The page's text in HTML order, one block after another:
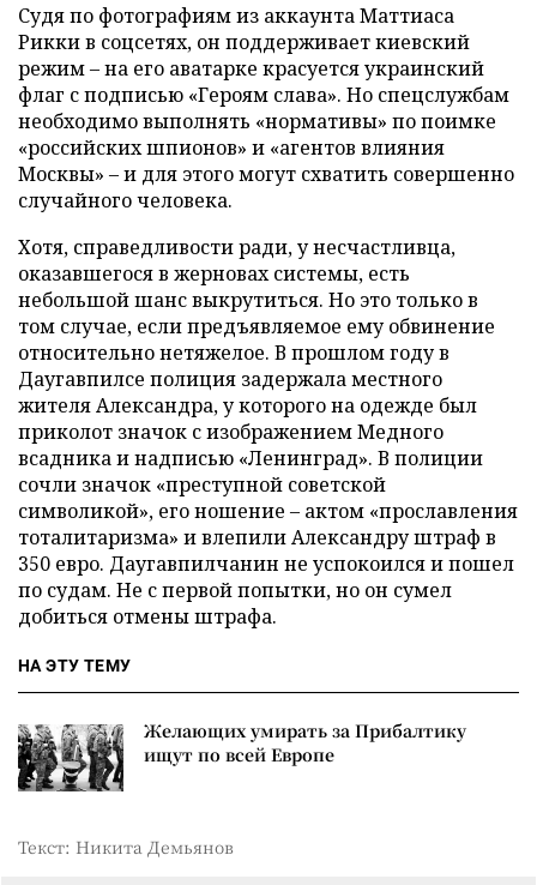
Судя по фотографиям из аккаунта Маттиаса
Рикки в соцсетях, он поддерживает киевский
режим – на его аватарке красуется украинский
флаг с подписью «Героям слава». Но спецслужбам
необходимо выполнять «нормативы» по поимке
«российских шпионов» и «агентов влияния
Москвы» – и для этого могут схватить совершенно
случайного человека.
Хотя, справедливости ради, у несчастливца,
оказавшегося в жерновах системы, есть
небольшой шанс выкрутиться. Но это только в
том случае, если предъявляемое ему обвинение
относительно нетяжелое. В прошлом году в
Даугавпилсе полиция задержала местного
жителя Александра, у которого на одежде был
приколот значок с изображением Медного
всадника и надписью «Ленинград». В полиции
сочли значок «преступной советской
символикой», его ношение – актом «прославления
тоталитаризма» и влепили Александру штраф в
350 евро. Даугавпилчанин не успокоился и пошел
по судам. Не с первой попытки, но он сумел
добиться отмены штрафа.
НА ЭТУ ТЕМУ
Желающих умирать за Прибалтику
ищут по всей Европе
Текст: Никита Демьянов